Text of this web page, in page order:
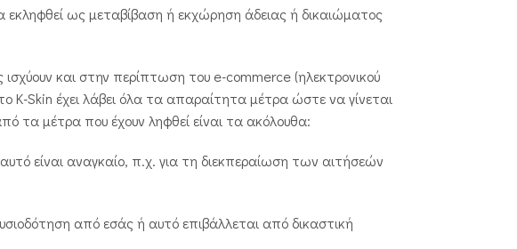
εκληφθεί ως μεταβίβαση ή εκχώρηση άδειας ή δικαιώματος
και στην περίπτωση του e-commerce (ηλεκτρονικού
K-Skin έχει λάβει όλα τα απαραίτητα μέτρα ώστε να γίνεται
τα μέτρα που έχουν ληφθεί είναι τα ακόλουθα:
είναι αναγκαίο, π.χ. για τη διεκπεραίωση των αιτήσεών
από εσάς ή αυτό επιβάλλεται από δικαστική